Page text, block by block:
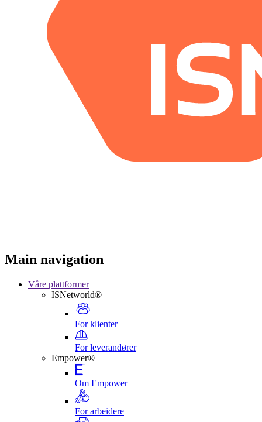
Main navigation
Våre plattformer
ISNetworld®
For klienter
For leverandører
Empower®
Om Empower
For arbeidere